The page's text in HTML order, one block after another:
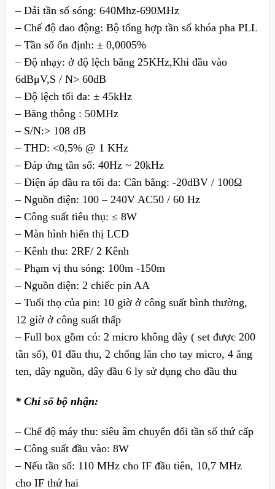
– Dải tần số sóng: 640Mhz-690MHz
– Chế độ dao động: Bộ tổng hợp tần số khóa pha PLL
– Tần số ổn định: ± 0,0005%
– Độ nhạy: ở độ lệch bằng 25KHz,Khi đầu vào
6dBμV,S / N> 60dB
– Độ lệch tối đa: ± 45kHz
– Băng thông : 50MHz
– S/N:> 108 dB
– THD: <0,5% @ 1 KHz
– Đáp ứng tần số: 40Hz ~ 20kHz
– Điện áp đầu ra tối đa: Cân bằng: -20dBV / 100Ω
– Nguồn điện: 100 – 240V AC50 / 60 Hz
– Công suất tiêu thụ: ≤ 8W
– Màn hình hiển thị LCD
– Kênh thu: 2RF/ 2 Kênh
– Phạm vị thu sóng: 100m -150m
– Nguồn điện: 2 chiếc pin AA
– Tuổi thọ của pin: 10 giờ ở công suất bình thường,
12 giờ ở công suất thấp
– Full box gồm có: 2 micro không dây ( set được 200
tần số), 01 đầu thu, 2 chống lăn cho tay micro, 4 ăng
ten, dây nguồn, dây đầu 6 ly sử dụng cho đầu thu
* Chỉ số bộ nhận:
– Chế độ máy thu: siêu âm chuyển đổi tần số thứ cấp
– Công suất đầu vào: 8W
– Nếu tần số: 110 MHz cho IF đầu tiên, 10,7 MHz
cho IF thứ hai